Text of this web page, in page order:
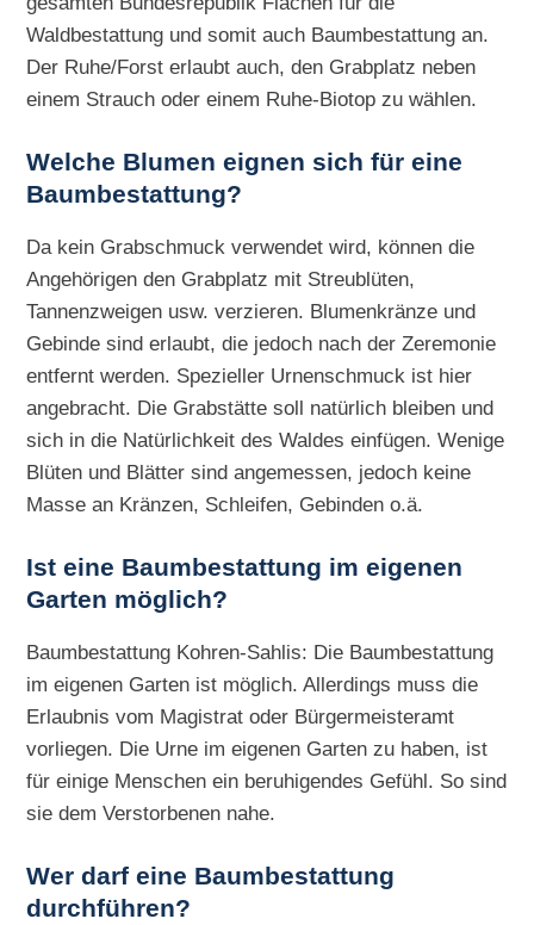
Waldbestattung und somit auch Baumbestattung an.
Der Ruhe/Forst erlaubt auch, den Grabplatz neben
einem Strauch oder einem Ruhe-Biotop zu wählen.
Welche Blumen eignen sich für eine
Baumbestattung?
Da kein Grabschmuck verwendet wird, können die
Angehörigen den Grabplatz mit Streublüten,
Tannenzweigen usw. verzieren. Blumenkränze und
Gebinde sind erlaubt, die jedoch nach der Zeremonie
entfernt werden. Spezieller Urnenschmuck ist hier
angebracht. Die Grabstätte soll natürlich bleiben und
sich in die Natürlichkeit des Waldes einfügen. Wenige
Blüten und Blätter sind angemessen, jedoch keine
Masse an Kränzen, Schleifen, Gebinden o.ä.
Ist eine Baumbestattung im eigenen
Garten möglich?
Baumbestattung Kohren-Sahlis: Die Baumbestattung
im eigenen Garten ist möglich. Allerdings muss die
Erlaubnis vom Magistrat oder Bürgermeisteramt
vorliegen. Die Urne im eigenen Garten zu haben, ist
für einige Menschen ein beruhigendes Gefühl. So sind
sie dem Verstorbenen nahe.
Wer darf eine Baumbestattung
durchführen?